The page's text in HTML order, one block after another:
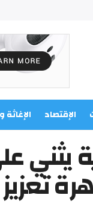
الإقتصاد الإغاثة
يثني